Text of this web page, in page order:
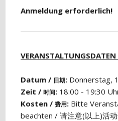
Anmeldung erforderlich!
Datum / 日期: Donnerstag,
Zeit /时间: 18:00 - 19:30
Kosten /费用: Bitte
beachten / 请注意(以上)活